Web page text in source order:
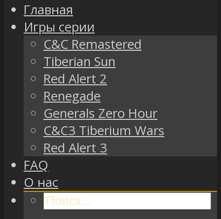
Главная
Игры серии
C&C Remastered
Tiberian Sun
Red Alert 2
Renegade
Generals Zero Hour
C&C3 Tiberium Wars
Red Alert 3
FAQ
О нас